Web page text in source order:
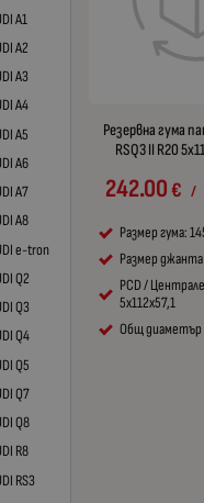
Резервна гума
RSQ3 II R20
242.00€ /
Размер гума:
Размер джанта
PCD /
5x112x57,1
Общ диаметър
A1
A2
A3
A4
A5
A6
A7
A8
e-tron
Q2
Q3
Q4
Q5
Q7
Q8
R8
RS3